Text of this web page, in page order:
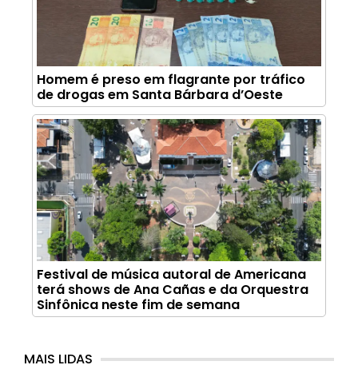
Homem é preso em flagrante por tráfico
de drogas em Santa Bárbara d’Oeste
Festival de música autoral de Americana
terá shows de Ana Cañas e da Orquestra
Sinfônica neste fim de semana
MAIS LIDAS